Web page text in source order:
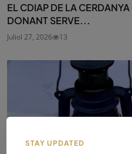
EL CDIAP DE LA
DONANT SERVE...
Juliol 27, 2026 13
STAY UPDATED